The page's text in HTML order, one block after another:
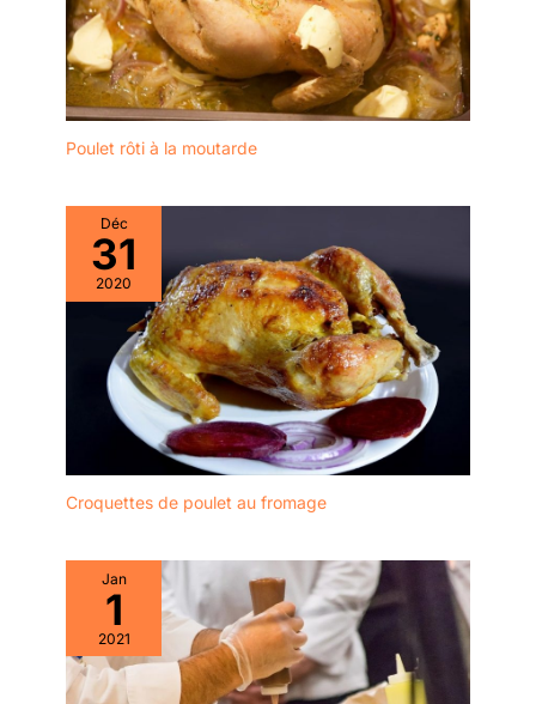
L'EXTÉRIEUR :
Incassable et léger, cet
ensemble est la vaisselle
de camping idéale pour
les pique-niques, les
randonnées ou les
FACILE & SAIN : Sa
surface lisse et non
poreuse empêche les
odeurs et les taches de
s'incruster. Très facile à
nettoyer à la main ou
dans le lave-vaisselle.
Matériau sain, garanti
sans produits toxiques
GAIN DE PLACE optimal :
diamètre s'empilent
parfaitement pour
optimiser l'espace de
rangement dans vos
placards de cuisine ou
votre besace à dos de
Poulet rôti à la moutarde
Déc
31
2020
Croquettes de poulet au fromage
Jan
1
2021